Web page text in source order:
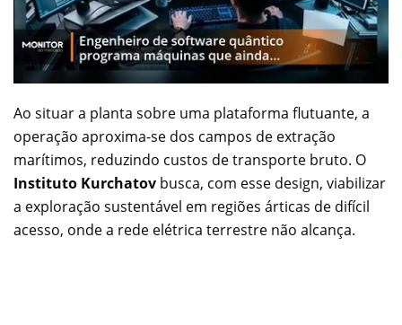
Ao situar a planta sobre uma plataforma flutuante, a
operação aproxima-se dos campos de extração
marítimos, reduzindo custos de transporte bruto. O
Instituto Kurchatov busca, com esse design, viabilizar
a exploração sustentável em regiões árticas de difícil
acesso, onde a rede elétrica terrestre não alcança.